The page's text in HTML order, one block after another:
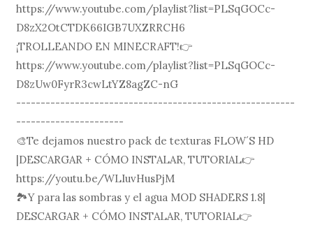
https://www.youtube.com/playlist?list=PLSqGOCc-
D8zX2OtCTDK66IGB7UXZRRCH6
¡TROLLEANDO EN MINECRAFT!👉
https://www.youtube.com/playlist?list=PLSqGOCc-
D8zUw0FyrR3cwLtYZ8agZC-nG
---------------------------------------------------------
----------------------
🎨Te dejamos nuestro pack de texturas FLOW´S HD
|DESCARGAR + CÓMO INSTALAR, TUTORIAL👉
https://youtu.be/WLIuvHusPjM
🏞Y para las sombras y el agua MOD SHADERS 1.8|
DESCARGAR + CÓMO INSTALAR, TUTORIAL👉